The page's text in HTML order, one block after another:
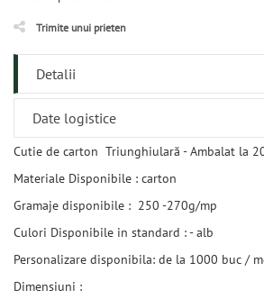
Trimite unui prieten
Detalii
Date logistice
Cutie de carton Triunghiulară - Ambalat la
Materiale Disponibile : carton
Gramaje disponibile : 250 -270g/mp
Culori Disponibile in standard : - alb
Personalizare disponibila: de la 1000 buc /
Dimensiuni :